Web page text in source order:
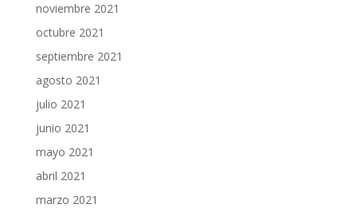
noviembre 2021
octubre 2021
septiembre 2021
agosto 2021
julio 2021
junio 2021
mayo 2021
abril 2021
marzo 2021